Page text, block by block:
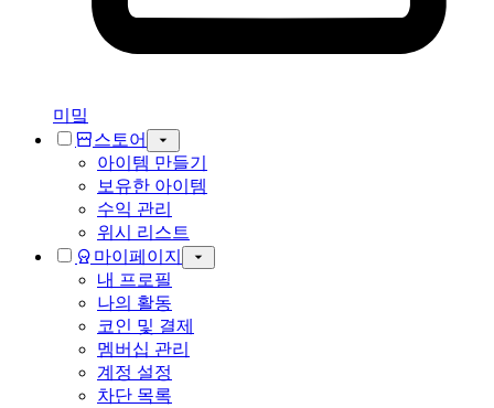
미밐
스토어
아이템 만들기
보유한 아이템
수익 관리
위시 리스트
마이페이지
내 프로필
나의 활동
코인 및 결제
멤버십 관리
계정 설정
차단 목록